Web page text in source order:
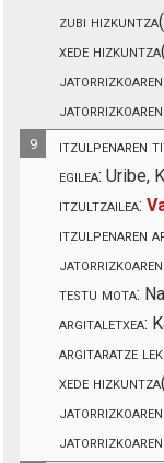
zubi
xede
9 itzulpenaren
egilea: Uribe,
itzultzailea:
itzulpenaren
testu mota:
argitaletxea:
argitaratze
xede